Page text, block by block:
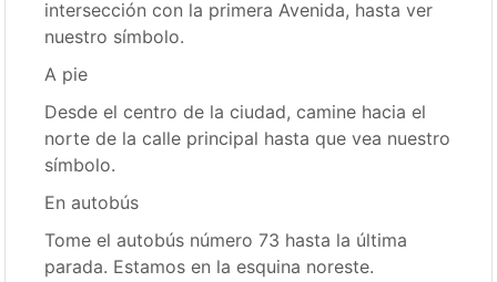
intersección con la primera Avenida, hasta ver
nuestro símbolo.
A pie
Desde el centro de la ciudad, camine hacia el
norte de la calle principal hasta que vea nuestro
símbolo.
En autobús
Tome el autobús número 73 hasta la última
parada. Estamos en la esquina noreste.